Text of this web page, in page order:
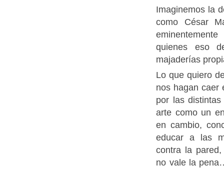
Imaginemos la
como César
quienes eso
majaderías
Lo que quiero
nos hagan caer
por las
arte como un
en cambio,
educar a las
contra la
no vale la